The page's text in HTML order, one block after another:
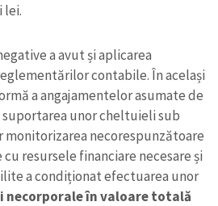
lei.
a avut și aplicarea
contabile. În același
a angajamentelor asumate de
unor cheltuieli sub
necorespunzătoare
resursele financiare necesare și
a condiționat efectuarea unor
necorporale în valoare totală